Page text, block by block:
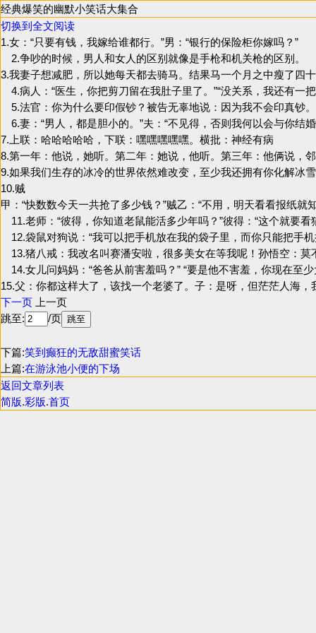
经典爆笑的幽默小笑话大集合
切换到全文阅读
1.女：“只要有钱，我嫁给谁都行。”男：“银行的保险柜你嫁吗？”
2.争吵的时候，男人和女人的区别就像是手枪和机关枪的区别。
3.我妻子想减肥，所以她每天都去骑马。结果马一个月之中瘦了
4.病人：“医生，你把剪刀留在我肚子里了。”“没关系，我还有一
5.法官：你为什么要印假钞？被告无辜地说：因为我不会印真钞。
6.妻：“男人，都是胆小的。”夫：“不见得，否则我何以会与你结
7.上联：哈哈哈哈哈，下联：嘿嘿嘿嘿嘿。横批：神经有病
8.第一年：他说，她听。第二年：她说，他听。第三年：他俩说，
9.如果我们生存的冰冷的世界依然难改变，至少我还拥有你化解冰
10.贼
甲：“快数数今天一共抢了多少钱？”贼乙：“不用，明天看看报纸
11.老师：“彼得，你知道老鼠能活多少年吗？”彼得：“这个就要
12.袋鼠对狗说：“我可以把手机放在我的袋子里，而你只能把手
13.猪八戒：我改名叫赛潘安啦，很多美女在等我呢！孙悟空：
14.女儿问妈妈：“爸爸从前害羞吗？” “要是他不害羞，你现在至少
15.父：你都这样大了，该找一个老婆了。子：是呀，但茫茫人海，
下一页 上一页
跳至:
/页
下篇:笑到癫狂的无敌甜蜜笑话
上篇:在游泳池小便的下场
返回文章列表
简版.彩版.首页